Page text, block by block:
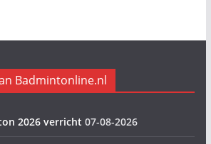
Badmintonline.nl
2026 verricht 07-08-2026